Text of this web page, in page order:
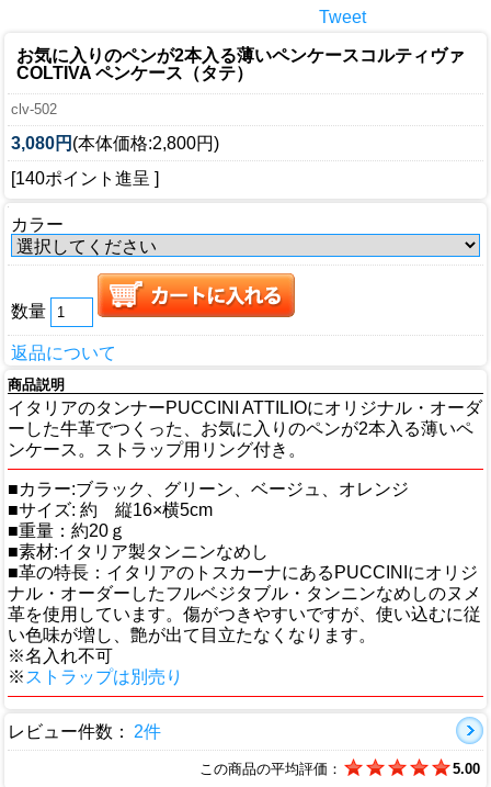
Tweet
お気に入りのペンが2本入る薄いペンケースコルティヴァ
COLTIVA ペンケース（タテ）
clv-502
3,080円 (本体価格:2,800円)
[140ポイント進呈 ]
カラー
数量
返品について
商品説明
イタリアのタンナーPUCCINI ATTILIOにオリジナル・オーダ
ーした牛革でつくった、お気に入りのペンが2本入る薄いペ
ンケース。ストラップ用リング付き。
■カラー:ブラック、グリーン、ベージュ、オレンジ
■サイズ: 約 縦16×横5cm
■重量：約20ｇ
■素材:イタリア製タンニンなめし
■革の特長：イタリアのトスカーナにあるPUCCINIにオリジ
ナル・オーダーしたフルベジタブル・タンニンなめしのヌメ
革を使用しています。傷がつきやすいですが、使い込むに従
い色味が増し、艶が出て目立たなくなります。
※名入れ不可
※ ストラップは別売り
レビュー件数： 2件
この商品の平均評価： 5.00